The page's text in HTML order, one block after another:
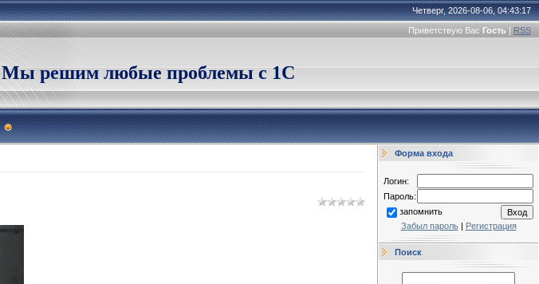
Четверг, 2026-08-06, 04:43:17
Приветствую Вас Гость | RSS
Мы решим любые проблемы с 1С
Форма входа
Логин:
Пароль:
запомнить
Забыл пароль| Регистрация
Поиск